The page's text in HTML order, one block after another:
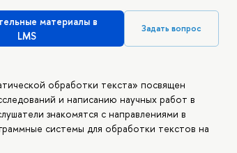
материалы в
LMS
Задать вопрос
обработки текста» посвящен
и написанию научных работ в
знакомятся с направлениями в
системы для обработки текстов на